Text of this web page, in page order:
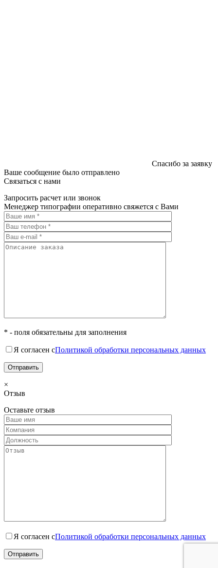
Спасибо за заявку
Ваше сообщение было отправлено
Связаться с нами
Запросить расчет или звонок
Менеджер типографии оперативно свяжется с Вами
* - поля обязательны для заполнения
Я согласен сПолитикой обработки персональных данных
×
Отзыв
Оставьте отзыв
Я согласен сПолитикой обработки персональных данных